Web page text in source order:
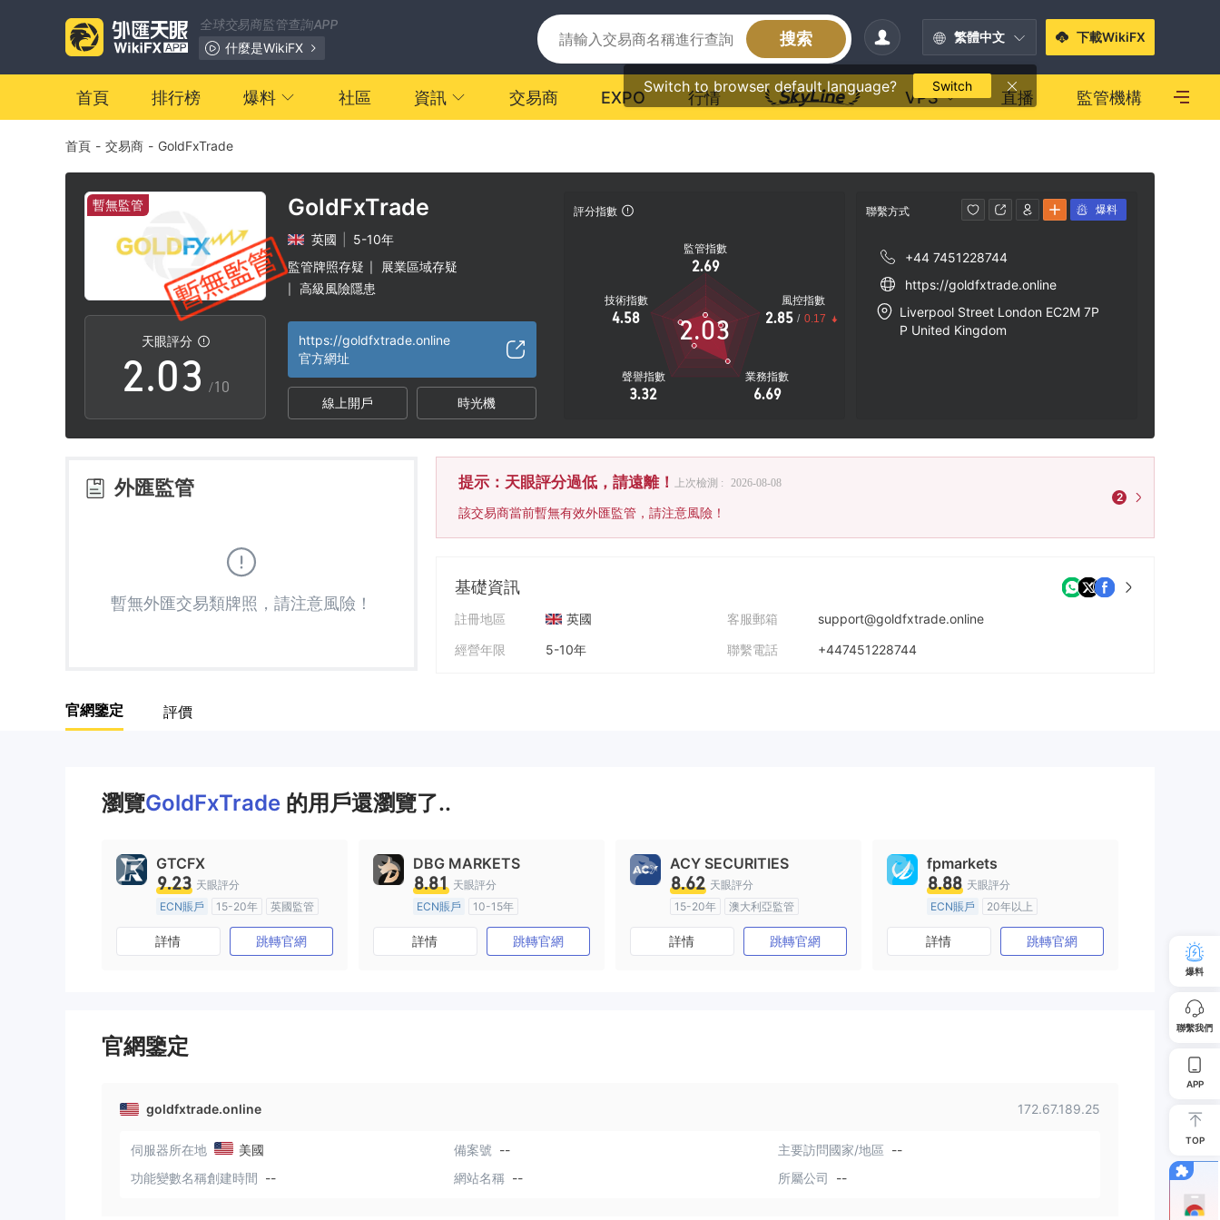
全球交易商監管查詢APP
什麼是WikiFX
搜索 繁體中文
Switch to browser default language? Switch
下載WikiFX
首頁 排行榜 爆料 社區 資訊 交易商 EXPO 行情 VPS 直播 監管機構
首頁 - 交易商 - GoldFxTrade
暫無監管
天眼評分
0
1
2
3
4
6
8
9
.0
1
2
4
6
8
9
1
2
3
4
5
7
9
/10
GoldFxTrade
英國
5-10年
監管牌照存疑
展業區域存疑
高級風險隱患
https://goldfxtrade.online
官方網址
線上開戶 時光機
評分指數
監管指數
2.69
技術指數
4.58
聲譽指數
3.32
業務指數
6.69
風控指數
2.85 / 0.17
2.03
聯繫方式
+44 7451228744
https://goldfxtrade.online
Liverpool Street London EC2M 7P
P United Kingdom
爆料
外匯監管
暫無外匯交易類牌照，請注意風險！
提示：天眼評分過低，請遠離！ 上次檢測 : 2026-08-08
該交易商當前暫無有效外匯監管，請注意風險！
2
基礎資訊
註冊地區
英國
經營年限
5-10年
客服郵箱
support@goldfxtrade.online
聯繫電話
+447451228744
官網鑒定 評價
瀏覽GoldFxTrade 的用戶還瀏覽了..
GTCFX
9.23 天眼評分
ECN賬戶
15-20年
英國監管
全牌照 (MM)
主標MT4
詳情 跳轉官網
DBG MARKETS
8.81 天眼評分
ECN賬戶
10-15年
澳大利亞監管
全牌照 (MM)
主標MT4
詳情 跳轉官網
ACY SECURITIES
8.62 天眼評分
15-20年
澳大利亞監管
全牌照 (MM)
主標MT4
詳情 跳轉官網
fpmarkets
8.88 天眼評分
ECN賬戶
20年以上
澳大利亞監管
全牌照 (MM)
主標MT4
詳情 跳轉官網
官網鑒定
goldfxtrade.online 172.67.189.25
伺服器所在地 美國 備案號 -- 主要訪問國家/地區 --
功能變數名稱創建時間 -- 網站名稱 -- 所屬公司 --
爆料
聯繫我們
APP
TOP